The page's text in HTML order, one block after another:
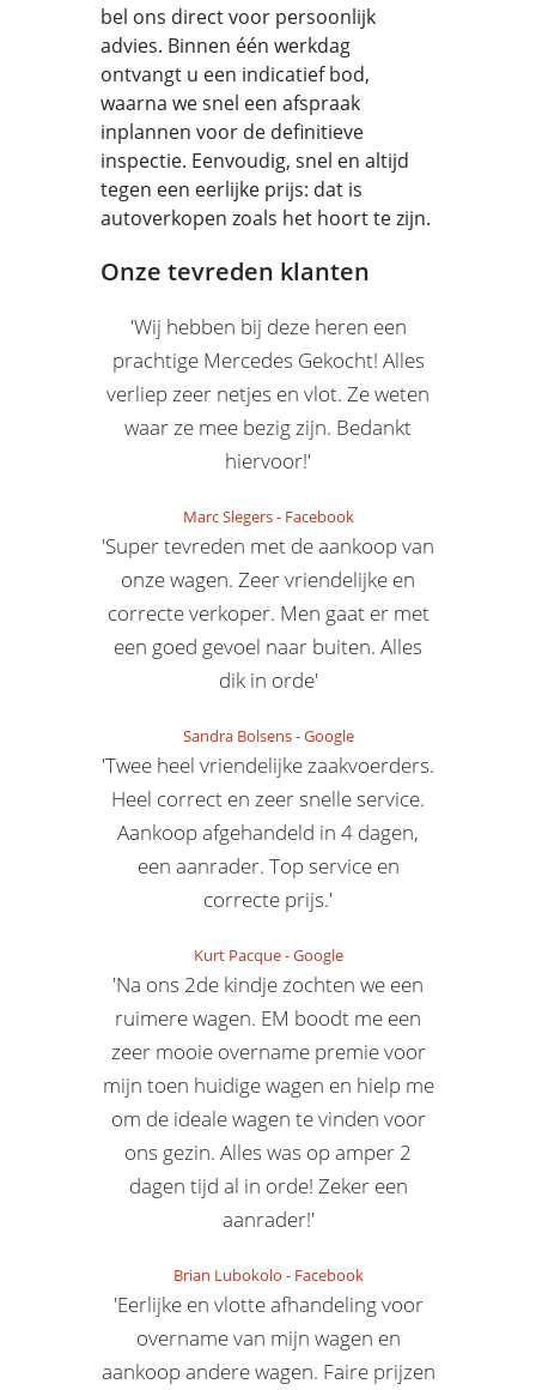
bel ons direct voor persoonlijk
advies. Binnen één werkdag
ontvangt u een indicatief bod,
waarna we snel een afspraak
inplannen voor de definitieve
inspectie. Eenvoudig, snel en altijd
tegen een eerlijke prijs: dat is
autoverkopen zoals het hoort te zijn.
Onze tevreden klanten
'Wij hebben bij deze heren een
prachtige Mercedes Gekocht! Alles
verliep zeer netjes en vlot. Ze weten
waar ze mee bezig zijn. Bedankt
hiervoor!'
Marc Slegers- Facebook
'Super tevreden met de aankoop van
onze wagen. Zeer vriendelijke en
correcte verkoper. Men gaat er met
een goed gevoel naar buiten. Alles
dik in orde'
Sandra Bolsens-Google
'Twee heel vriendelijke zaakvoerders.
Heel correct en zeer snelle service.
Aankoop afgehandeld in 4 dagen,
een aanrader. Top service en
correcte prijs.'
Kurt Pacque-Google
'Na ons 2de kindje zochten we een
ruimere wagen. EM boodt me een
zeer mooie overname premie voor
mijn toen huidige wagen en hielp me
om de ideale wagen te vinden voor
ons gezin. Alles was op amper 2
dagen tijd al in orde! Zeker een
aanrader!'
Brian Lubokolo - Facebook
'Eerlijke en vlotte afhandeling voor
overname van mijn wagen en
aankoop andere wagen. Faire prijzen